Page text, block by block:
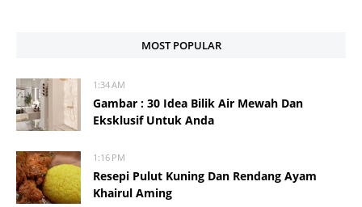
MOST POPULAR
1:34 AM
Gambar : 30 Idea Bilik Air Mewah Dan
Eksklusif Untuk Anda
1:16 PM
Resepi Pulut Kuning Dan Rendang Ayam
Khairul Aming